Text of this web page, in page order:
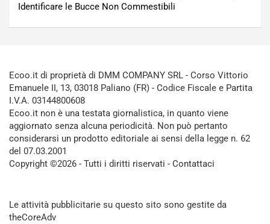
Identificare le Bucce Non Commestibili
Ecoo.it di proprietà di DMM COMPANY SRL - Corso Vittorio
Emanuele II, 13, 03018 Paliano (FR) - Codice Fiscale e Partita
I.V.A. 03144800608
Ecoo.it non è una testata giornalistica, in quanto viene
aggiornato senza alcuna periodicità. Non può pertanto
considerarsi un prodotto editoriale ai sensi della legge n. 62
del 07.03.2001
Copyright ©2026 - Tutti i diritti riservati - Contattaci
Le attività pubblicitarie su questo sito sono gestite da
theCoreAdv